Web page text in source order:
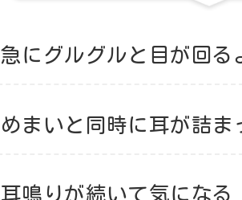
急にグルグルと目が回る
めまいと同時に耳が詰ま
耳鳴りが続いて気になる